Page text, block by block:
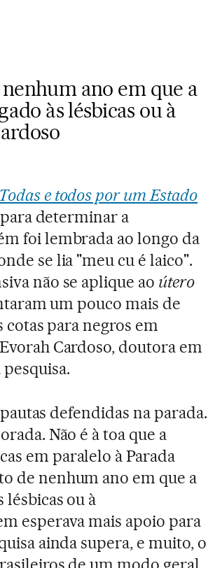
ano em que a
às lésbicas ou à
Todas e todos por um Estado
determinar a
foi lembrada ao longo da
se lia "meu cu é laico".
não se aplique ao útero
um pouco mais de
cotas para negros em
Cardoso, doutora em
defendidas na parada.
Não é à toa que a
em paralelo à Parada
de nenhum ano em que a
ou à
esperava mais apoio para
ainda supera, e muito, o